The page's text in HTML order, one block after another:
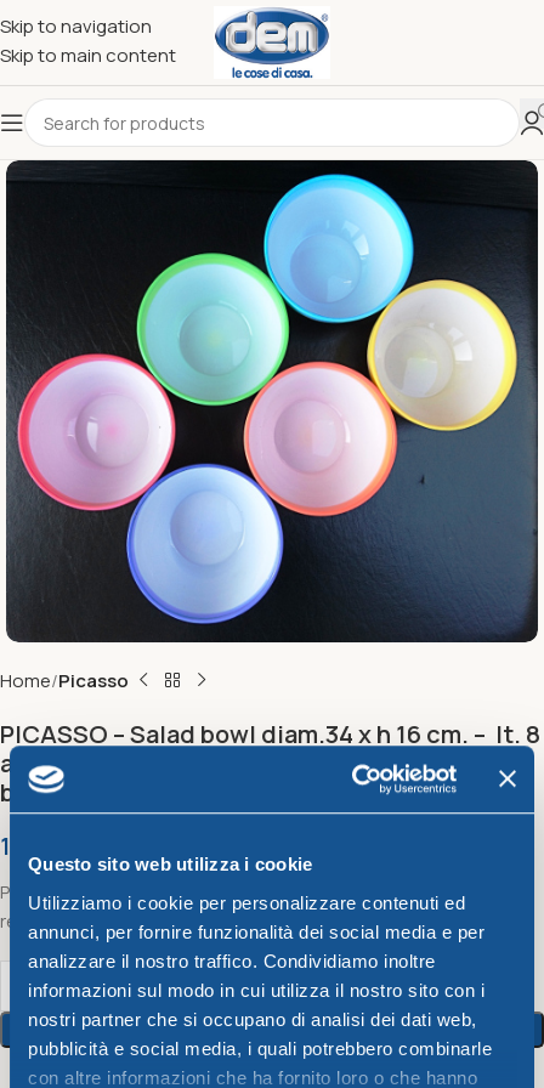
Questo sito web utilizza i cookie
Utilizziamo i cookie per personalizzare contenuti ed
annunci, per fornire funzionalità dei social media e per
analizzare il nostro traffico. Condividiamo inoltre
informazioni sul modo in cui utilizza il nostro sito con i
nostri partner che si occupano di analisi dei dati web,
pubblicità e social media, i quali potrebbero combinarle
con altre informazioni che ha fornito loro o che hanno
Skip to navigation
Skip to main content
Home Picasso
PICASSO – Salad bowl diam.34 x h 16 cm. – lt. 8
assorted colors red, orange, yellow, green,
blue, light blue
15,36
PICASSO – Salad bowl diam.34 x h 16 cm. – lt. 8 assorted colors
red, orange, yellow, green, blue, light blue
Add To Cart